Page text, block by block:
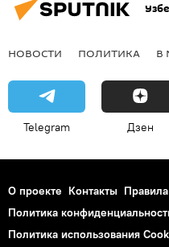
НОВОСТИ ПОЛИТИКА В
Telegram Дзен
О проекте Контакты
Политика
Политика использования